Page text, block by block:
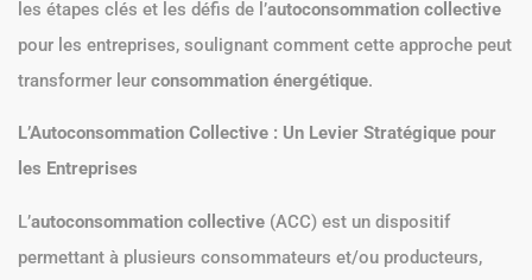
les étapes clés et les défis de l’autoconsommation collective
pour les entreprises, soulignant comment cette approche peut
transformer leur consommation énergétique.
L’Autoconsommation Collective : Un Levier Stratégique pour
les Entreprises
L’autoconsommation collective (ACC) est un dispositif
permettant à plusieurs consommateurs et/ou producteurs,